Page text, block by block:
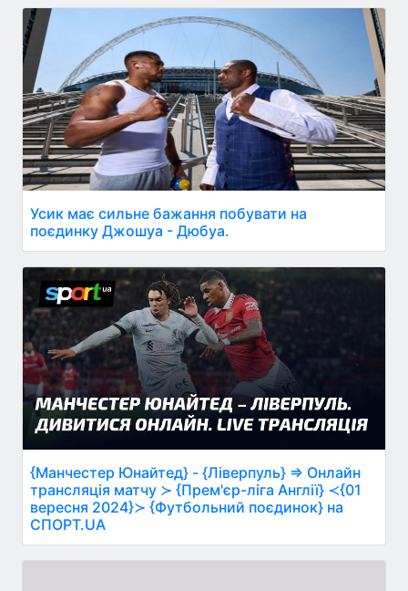
Усик має сильне бажання побувати на
поєдинку Джошуа - Дюбуа.
{Манчестер Юнайтед} - {Ліверпуль} ⇒ Онлайн
трансляція матчу ≻ {Прем'єр-ліга Англії} ≺{01
вересня 2024}≻ {Футбольний поєдинок} на
СПОРТ.UA